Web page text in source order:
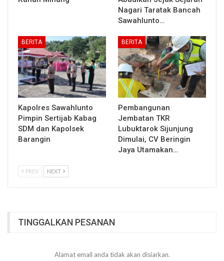
Nagari Taratak Bancah
Sawahlunto…
BERITA
Kapolres Sawahlunto
Pimpin Sertijab Kabag
SDM dan Kapolsek
Barangin
BERITA
Pembangunan
Jembatan TKR
Lubuktarok Sijunjung
Dimulai, CV Beringin
Jaya Utamakan…
PREV NEXT
TINGGALKAN PESANAN
Alamat email anda tidak akan disiarkan.